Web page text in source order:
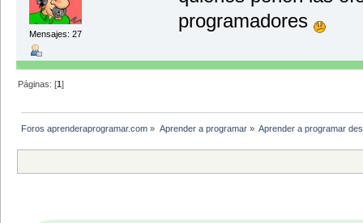
Mensajes: 27
programadores
Páginas: [1]
Foros aprenderaprogramar.com » Aprender a programar» Aprender a programar